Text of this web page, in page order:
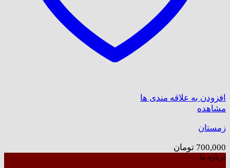
افزودن به علاقه مندی ها
مشاهده
زمستان
700,000 تومان
درباره ما